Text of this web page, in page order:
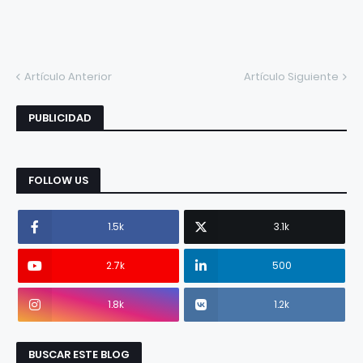
Artículo Anterior Artículo Siguiente
PUBLICIDAD
FOLLOW US
1.5k 3.1k
2.7k 500
1.8k 1.2k
BUSCAR ESTE BLOG